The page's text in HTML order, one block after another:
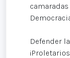
Defender